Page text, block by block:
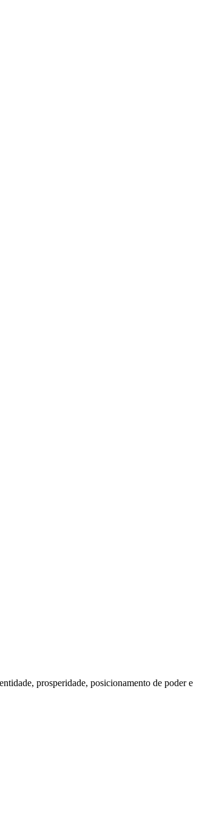
prosperidade, posicionamento de poder e